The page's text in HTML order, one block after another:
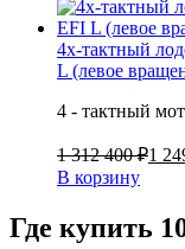
4х-тактный
L (левое
4 - тактный
1 312 400 ₽1
В корзину
Где купить